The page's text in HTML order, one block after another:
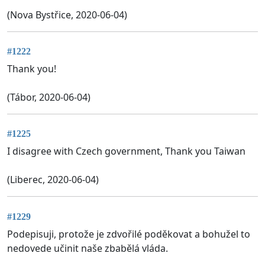
(Nova Bystřice, 2020-06-04)
#1222
Thank you!
(Tábor, 2020-06-04)
#1225
I disagree with Czech government, Thank you Taiwan
(Liberec, 2020-06-04)
#1229
Podepisuji, protože je zdvořilé poděkovat a bohužel to
nedovede učinit naše zbabělá vláda.